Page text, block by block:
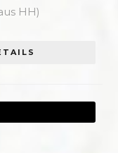
HH)